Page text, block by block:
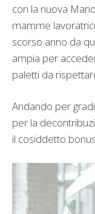
con la nuova
mamme
scorso anno da
ampia per
paletti da
Andando per
per la
il cosiddetto